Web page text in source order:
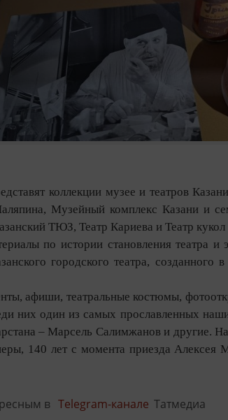
коллекции музее и театров
Музейный комплекс Казани и
ТЮЗ, Театр Кариева и Театр кукол
по истории становления театра
городского театра,
афиши, театральные костюмы,
них один из самых прославленных
– Марсель Салимжанов и другие.
140 лет с момента приезда
в Telegram-канале Татмедиа